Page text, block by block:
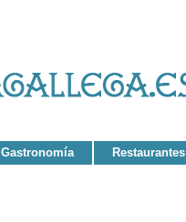
Gastronomía Restaurantes